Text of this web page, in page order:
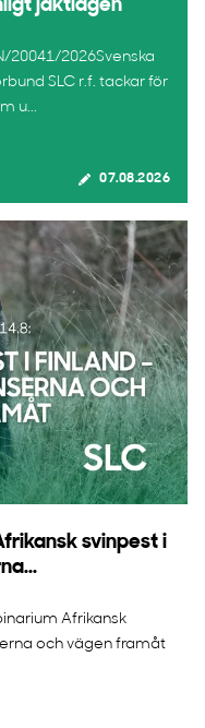
jaktlagen
20041/2026Svenska
SLC r.f. tackar för
u...
07.08.2026
svinpest i
Afrikansk
och vägen framåt